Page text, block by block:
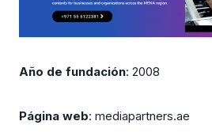
Año de fundación: 2008
Página web: mediapartners.ae